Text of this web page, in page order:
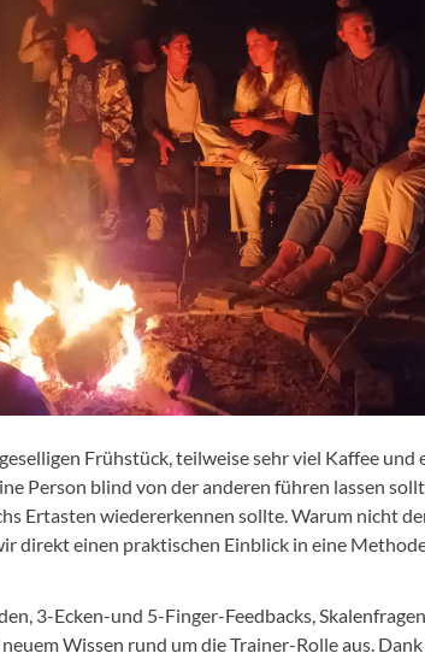
Frühstück, teilweise sehr viel Kaffee und
Person blind von der anderen führen lassen
Ertasten wiedererkennen sollte. Warum nicht
direkt einen praktischen Einblick in eine
3-Ecken-und 5-Finger-Feedbacks,
Wissen rund um die Trainer-Rolle aus.